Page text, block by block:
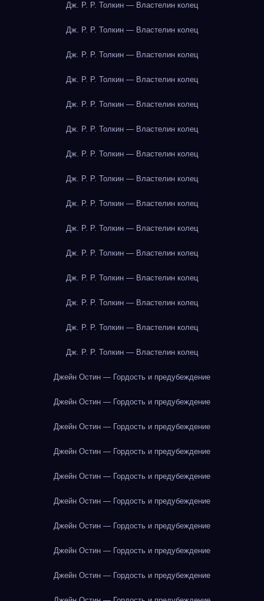
Дж. Р. Р. Толкин — Властелин колец
Дж. Р. Р. Толкин — Властелин колец
Дж. Р. Р. Толкин — Властелин колец
Дж. Р. Р. Толкин — Властелин колец
Дж. Р. Р. Толкин — Властелин колец
Дж. Р. Р. Толкин — Властелин колец
Дж. Р. Р. Толкин — Властелин колец
Дж. Р. Р. Толкин — Властелин колец
Дж. Р. Р. Толкин — Властелин колец
Дж. Р. Р. Толкин — Властелин колец
Дж. Р. Р. Толкин — Властелин колец
Дж. Р. Р. Толкин — Властелин колец
Дж. Р. Р. Толкин — Властелин колец
Дж. Р. Р. Толкин — Властелин колец
Дж. Р. Р. Толкин — Властелин колец
Джейн Остин — Гордость и предубеждение
Джейн Остин — Гордость и предубеждение
Джейн Остин — Гордость и предубеждение
Джейн Остин — Гордость и предубеждение
Джейн Остин — Гордость и предубеждение
Джейн Остин — Гордость и предубеждение
Джейн Остин — Гордость и предубеждение
Джейн Остин — Гордость и предубеждение
Джейн Остин — Гордость и предубеждение